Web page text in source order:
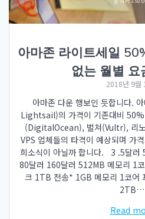
아마존 라이트세일
없는 월별 요
2018년 9월
아마존 다운 행보인 듯합니다.
Lightsail)의 가격이 기존대비 50%
(DigitalOcean), 벌쳐(Vultr), 리
VPS 업체들의 타격이 예상되며 가
희소식이 아닐까 합니다. 3 .5달러
80달러 160달러 512MB 메모리 1
크 1TB 전송* 1GB 메모리 1코어
2TB…
Read